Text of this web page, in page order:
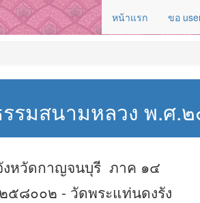
หน้าแรก ขอ
รมสนามหลวง พ.ศ.
งหวัดกาญจนบุรี ภาค ๑๔
๕๘๐๐๒ - วัดพระแท่นดงรัง